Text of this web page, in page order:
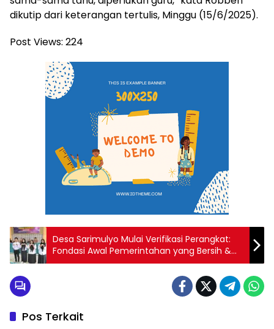
dikutip dari keterangan tertulis, Minggu (15/6/2025).
Post Views: 224
Desa Sarimulyo Mulai Verifikasi Perangkat:
Fondasi Awal Pemerintahan yang Bersih &
Kuat
Pos Terkait